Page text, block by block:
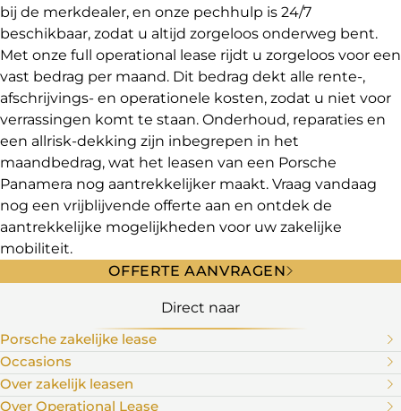
bij de merkdealer, en onze pechhulp is 24/7
beschikbaar, zodat u altijd zorgeloos onderweg bent.
Met onze full operational lease rijdt u zorgeloos voor een
vast bedrag per maand. Dit bedrag dekt alle rente-,
afschrijvings- en operationele kosten, zodat u niet voor
verrassingen komt te staan. Onderhoud, reparaties en
een allrisk-dekking zijn inbegrepen in het
maandbedrag, wat het leasen van een Porsche
Panamera nog aantrekkelijker maakt. Vraag vandaag
nog een vrijblijvende offerte aan en ontdek de
aantrekkelijke mogelijkheden voor uw zakelijke
mobiliteit.
OFFERTE AANVRAGEN
Direct naar
Porsche zakelijke lease
Occasions
Over zakelijk leasen
Over Operational Lease